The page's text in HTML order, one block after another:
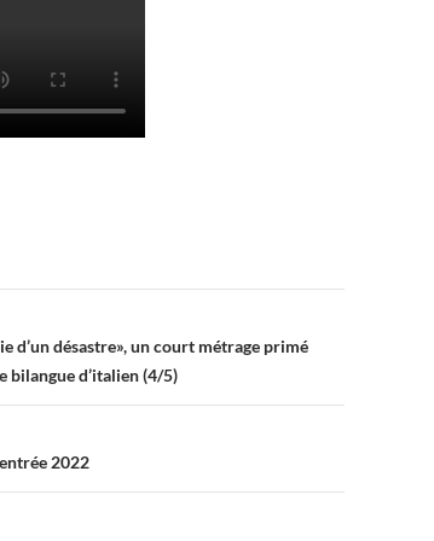
d’un désastre», un court métrage primé
bilangue d’italien (4/5)
2022